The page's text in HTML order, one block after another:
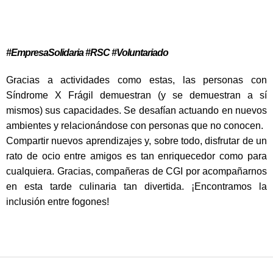
#EmpresaSolidaria #RSC #Voluntariado
Gracias a actividades como estas, las personas con
Síndrome X Frágil demuestran (y se demuestran a sí
mismos) sus capacidades. Se desafían actuando en nuevos
ambientes y relacionándose con personas que no conocen.
Compartir nuevos aprendizajes y, sobre todo, disfrutar de un
rato de ocio entre amigos es tan enriquecedor como para
cualquiera. Gracias, compañeras de CGI por acompañarnos
en esta tarde culinaria tan divertida. ¡Encontramos la
inclusión entre fogones!